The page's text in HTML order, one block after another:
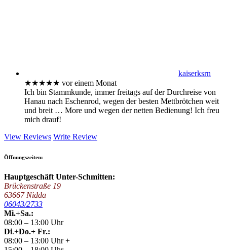
kaiserksrn
★★★★★ vor einem Monat
Ich bin Stammkunde, immer freitags auf der Durchreise von
Hanau nach Eschenrod, wegen der besten Mettbrötchen weit
und breit … More und wegen der netten Bedienung! Ich freu
mich drauf!
View Reviews Write Review
Öffnungszeiten:
Hauptgeschäft Unter-Schmitten:
Brückenstraße 19
63667 Nidda
06043/2733
Mi.+Sa.:
08:00 – 13:00 Uhr
Di.+Do.+ Fr.:
08:00 – 13:00 Uhr +